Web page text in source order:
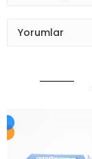
Yorumlar